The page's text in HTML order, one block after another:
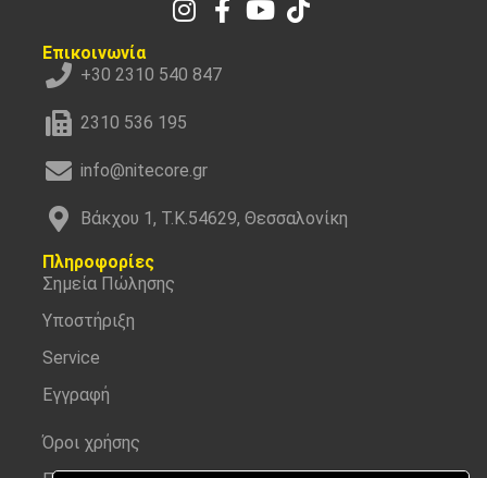
Επικοινωνία
+30 2310 540 847
2310 536 195
info@nitecore.gr
Βάκχου 1, Τ.Κ.54629, Θεσσαλονίκη
Πληροφορίες
Σημεία Πώλησης
Υποστήριξη
Service
Εγγραφή
Όροι χρήσης